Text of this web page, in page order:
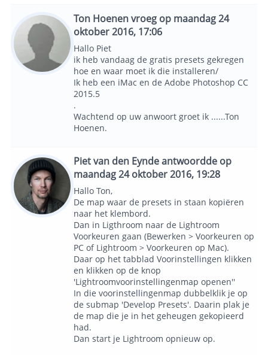
Ton Hoenen vroeg op maandag 24
oktober 2016, 17:06
Hallo Piet
ik heb vandaag de gratis presets gekregen
hoe en waar moet ik die installeren/
Ik heb een iMac en de Adobe Photoshop CC
2015.5
.
Wachtend op uw anwoort groet ik ......Ton
Hoenen.
Piet van den Eynde antwoordde op
maandag 24 oktober 2016, 19:28
Hallo Ton,
De map waar de presets in staan kopiëren
naar het klembord.
Dan in Ligthroom naar de Lightroom
Voorkeuren gaan (Bewerken > Voorkeuren op
PC of Lightroom > Voorkeuren op Mac).
Daar op het tabblad Voorinstellingen klikken
en klikken op de knop
'Lightroomvoorinstellingenmap openen''
In die voorinstellingenmap dubbelklik je op
de submap 'Develop Presets'. Daarin plak je
de map die je in het geheugen gekopieerd
had.
Dan start je Lightroom opnieuw op.